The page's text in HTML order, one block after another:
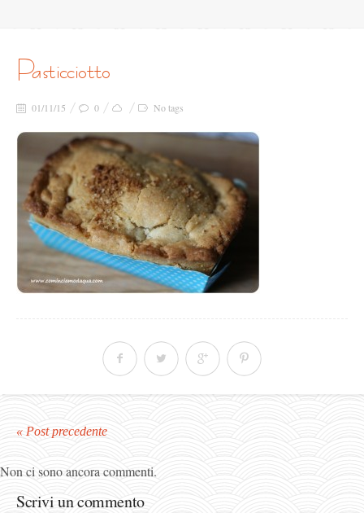
pasticciotto
01/11/15 0 No tags
« Post precedente
Non ci sono ancora commenti.
Scrivi un commento